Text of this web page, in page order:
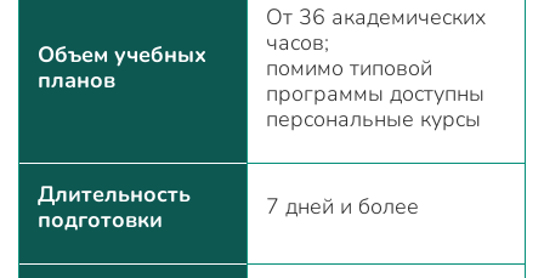
Объем учебных
планов
От 36 академических
часов;
помимо типовой
программы доступны
персональные курсы
Длительность
подготовки
7 дней и более